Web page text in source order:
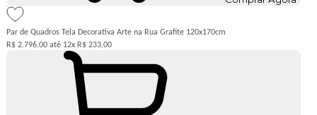
Par de Quadros Tela Decorativa Arte na Rua Grafite 120x170cm
R$ 2.796,00
12x R$ 233,00